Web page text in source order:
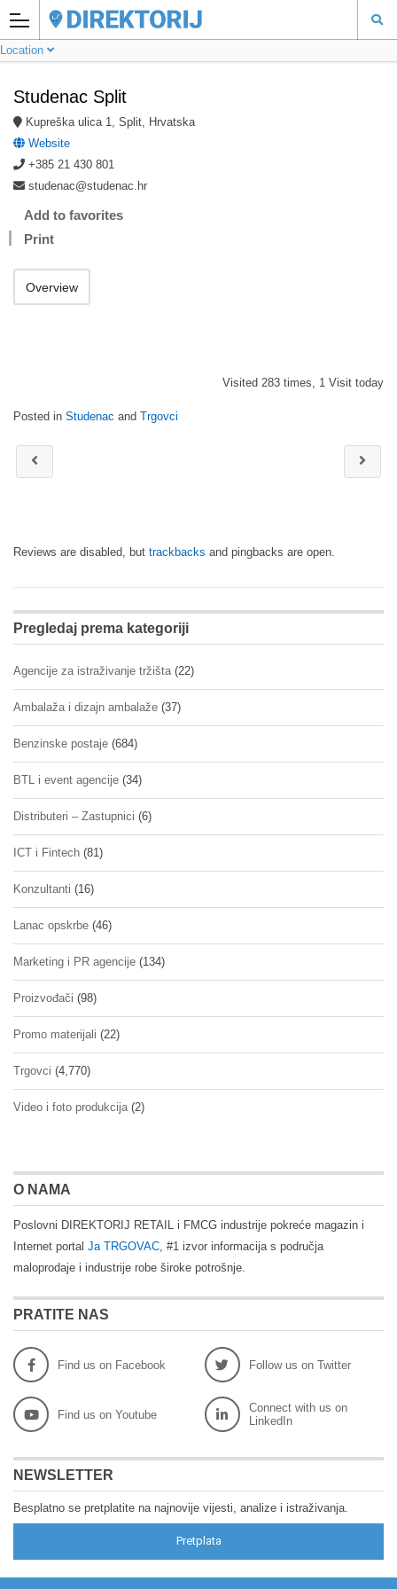
Location
Studenac Split
Kupreška ulica 1, Split, Hrvatska
Website
+385 21 430 801
studenac@studenac.hr
Add to favorites
Print
Overview
Visited 283 times, 1 Visit today
Posted in Studenac and Trgovci
Reviews are disabled, but trackbacks and pingbacks are open.
Pregledaj prema kategoriji
Agencije za istraživanje tržišta(22)
Ambalaža i dizajn ambalaže (37)
Benzinske postaje (684)
BTL i event agencije (34)
Distributeri – Zastupnici (6)
ICT i Fintech (81)
Konzultanti (16)
Lanac opskrbe (46)
Marketing i PR agencije (134)
Proizvođači (98)
Promo materijali (22)
Trgovci (4,770)
Video i foto produkcija(2)
O NAMA
Poslovni DIREKTORIJ RETAIL i FMCG industrije pokreće magazin i
Internet portal Ja TRGOVAC, #1 izvor informacija s područja
maloprodaje i industrije robe široke potrošnje.
PRATITE NAS
Find us on Facebook Follow us on Twitter
Find us on Youtube
Connect with us on
LinkedIn
NEWSLETTER
Besplatno se pretplatite na najnovije vijesti, analize i istraživanja.
Pretplata